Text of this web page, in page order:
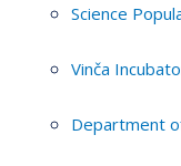
Science
Vinča
Department